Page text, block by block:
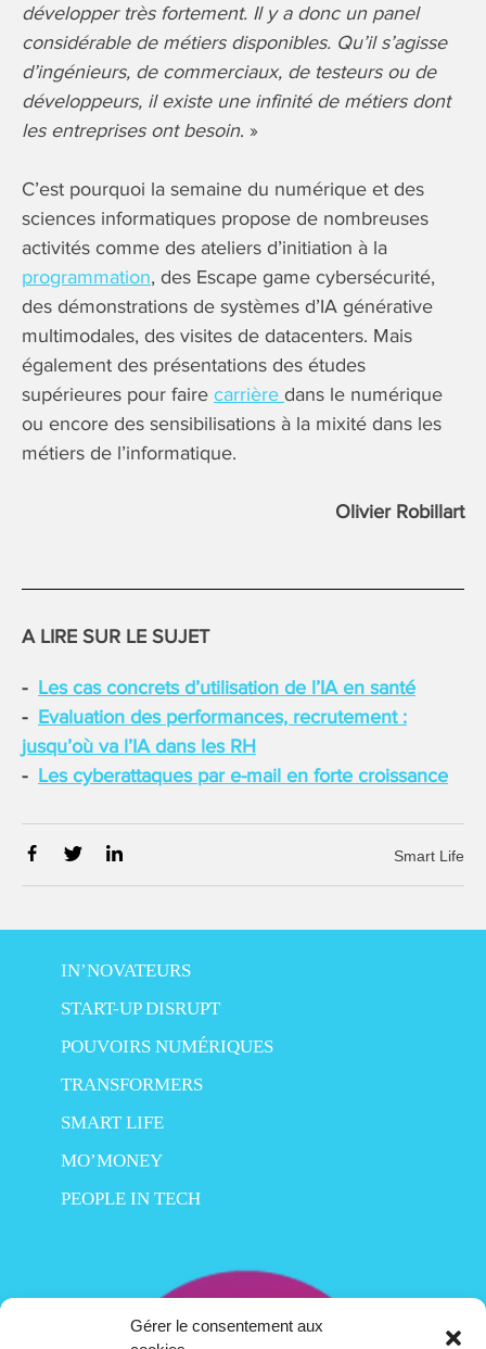
Gérer le consentement aux
développer très fortement. Il y a donc un panel
considérable de métiers disponibles. Qu’il s’agisse
d’ingénieurs, de commerciaux, de testeurs ou de
développeurs, il existe une infinité de métiers dont
les entreprises ont besoin. »
C’est pourquoi la semaine du numérique et des
sciences informatiques propose de nombreuses
activités comme des ateliers d’initiation à la
programmation, des Escape game cybersécurité,
des démonstrations de systèmes d’IA générative
multimodales, des visites de datacenters. Mais
également des présentations des études
supérieures pour faire carrière dans le numérique
ou encore des sensibilisations à la mixité dans les
métiers de l’informatique.
Olivier Robillart
A LIRE SUR LE SUJET
Les cas concrets d’utilisation de l’IA en santé
Evaluation des performances, recrutement :
jusqu’où va l’IA dans les RH
Les cyberattaques par e-mail en forte croissance
Smart Life
IN’NOVATEURS
START-UP DISRUPT
POUVOIRS NUMÉRIQUES
TRANSFORMERS
SMART LIFE
MO’MONEY
PEOPLE IN TECH